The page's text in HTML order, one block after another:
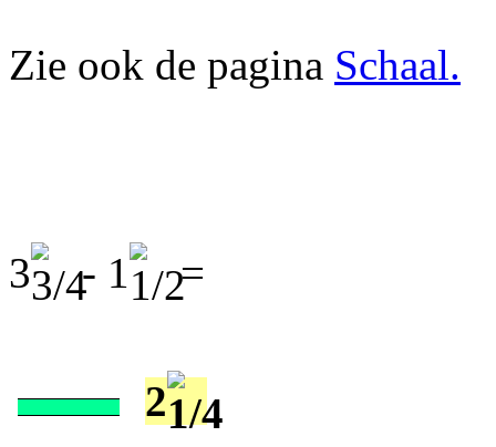
Zie ook de pagina Schaal.
3 - 1 =
2